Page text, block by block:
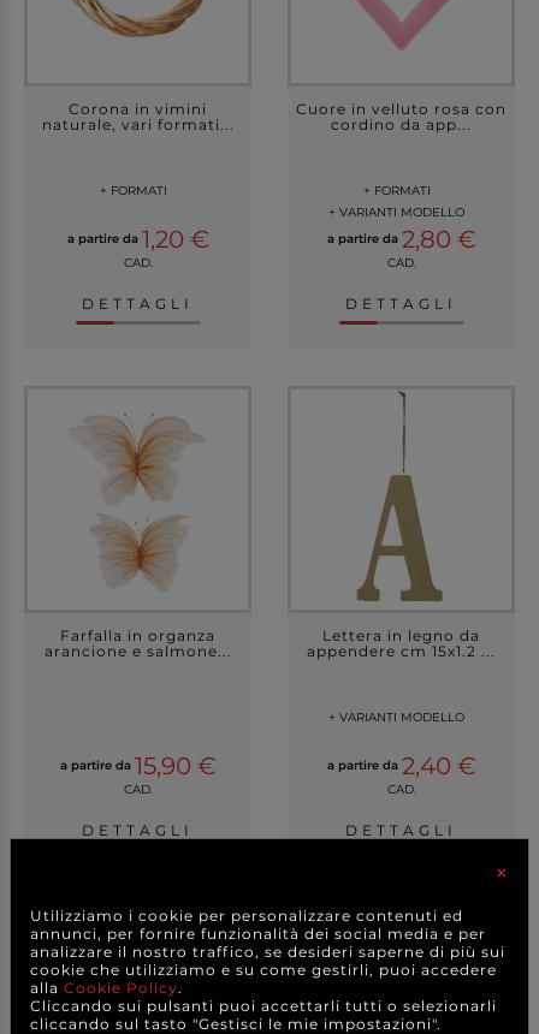
Corona in vimini
naturale, vari formati...
+ FORMATI
a partire da 1,20 €
CAD.
DETTAGLI
Cuore in velluto rosa con
cordino da app...
+ FORMATI
+ VARIANTI MODELLO
a partire da 2,80 €
CAD.
DETTAGLI
Farfalla in organza
arancione e salmone...
a partire da 15,90 €
CAD.
DETTAGLI
Lettera in legno da
appendere cm 15x1.2 ...
+ VARIANTI MODELLO
a partire da 2,40 €
CAD.
DETTAGLI
×
Utilizziamo i cookie per personalizzare contenuti ed
annunci, per fornire funzionalità dei social media e per
analizzare il nostro traffico, se desideri saperne di più sui
cookie che utilizziamo e su come gestirli, puoi accedere
alla Cookie Policy.
Cliccando sui pulsanti puoi accettarli tutti o selezionarli
cliccando sul tasto "Gestisci le mie impostazioni".